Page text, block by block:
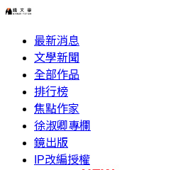
最新消息
文學新聞
全部作品
排行榜
焦點作家
徐淑卿專欄
鏡出版
IP改編授權